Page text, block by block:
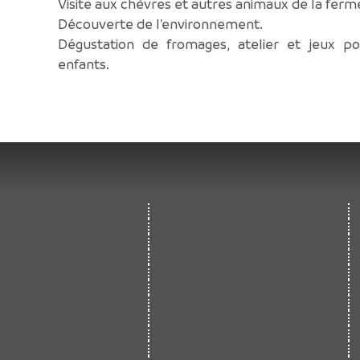
Visite aux chèvres et autres animaux de la
Découverte de l'environnement.
Dégustation de fromages, atelier et jeux
enfants.